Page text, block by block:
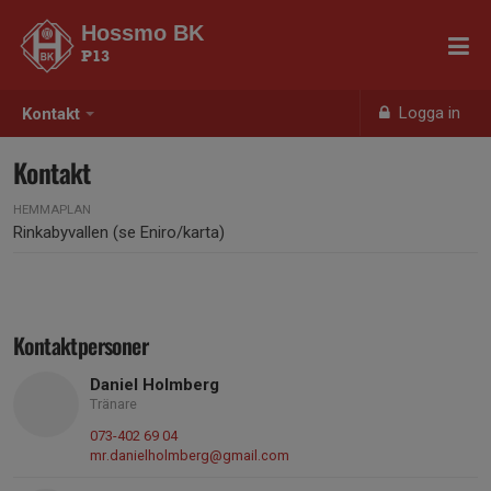
Kontakt Logga in
Hossmo BK
P13
Kontakt
HEMMAPLAN
Rinkabyvallen (se Eniro/karta)
Kontaktpersoner
Daniel Holmberg
Tränare
073-402 69 04
mr.danielholmberg@gmail.com